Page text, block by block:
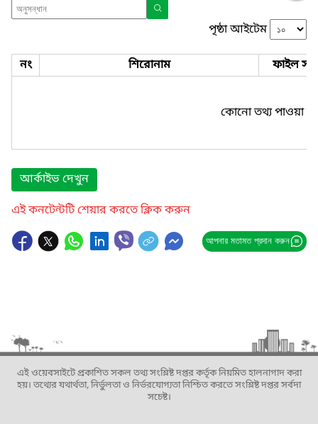
পৃষ্ঠা আইটেম
নং শিরোনাম ফাইল
কোনো তথ্য পাওয়া
আর্কাইভ দেখুন
এই কনটেন্টটি শেয়ার করতে ক্লিক করুন
আপনার মতামত প্রদান করুন
এই ওয়েবসাইটে প্রকাশিত সকল তথ্য সংশ্লিষ্ট দপ্তর কর্তৃক নিয়মিত হালনাগাদ করা
হয়। তথ্যের যথার্থতা, নির্ভুলতা ও নির্ভরযোগ্যতা নিশ্চিত করতে সংশ্লিষ্ট দপ্তর সর্বদা
সচেষ্ট।